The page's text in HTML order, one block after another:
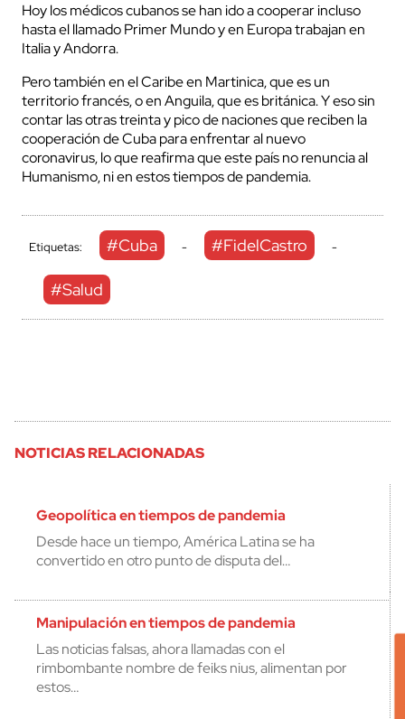
Hoy los médicos cubanos se han ido a cooperar incluso
hasta el llamado Primer Mundo y en Europa trabajan en
Italia y Andorra.
Pero también en el Caribe en Martinica, que es un
territorio francés, o en Anguila, que es británica. Y eso sin
contar las otras treinta y pico de naciones que reciben la
cooperación de Cuba para enfrentar al nuevo
coronavirus, lo que reafirma que este país no renuncia al
Humanismo, ni en estos tiempos de pandemia.
Etiquetas: #Cuba - #FidelCastro -
#Salud
NOTICIAS RELACIONADAS
Geopolítica en tiempos de pandemia
Desde hace un tiempo, América Latina se ha
convertido en otro punto de disputa del…
Manipulación en tiempos de pandemia
Las noticias falsas, ahora llamadas con el
rimbombante nombre de feiks nius, alimentan por
estos…